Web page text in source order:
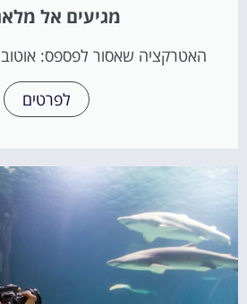
מגיעים אל
האטרקציה שאסור לפספס:
לפרטים